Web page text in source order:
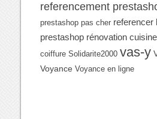
referencement
prestashop pas cher referencer
prestashop rénovation
coiffure Solidarite2000 vas-y
Voyance Voyance en ligne